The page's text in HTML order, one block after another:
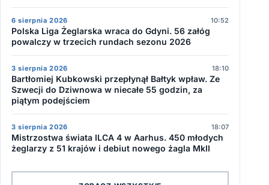
6 sierpnia 2026 10:52
Polska Liga Żeglarska wraca do Gdyni. 56 załóg
powalczy w trzecich rundach sezonu 2026
3 sierpnia 2026 18:10
Bartłomiej Kubkowski przepłynął Bałtyk wpław. Ze
Szwecji do Dziwnowa w niecałe 55 godzin, za
piątym podejściem
3 sierpnia 2026 18:07
Mistrzostwa świata ILCA 4 w Aarhus. 450 młodych
żeglarzy z 51 krajów i debiut nowego żagla MkII